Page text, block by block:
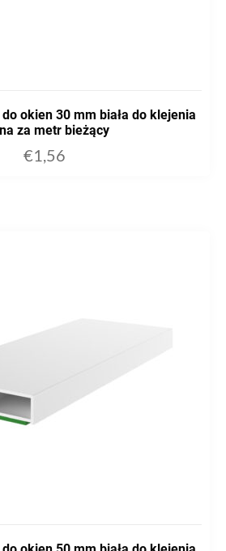
okien 30 mm biała do klejenia
za metr bieżący
€1,56